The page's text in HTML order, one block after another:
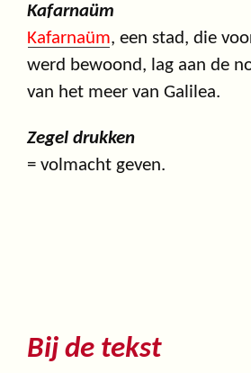
Kafarnaüm
Kafarnaüm, een stad, die
werd bewoond, lag aan de
van het meer van Galilea.
Zegel drukken
= volmacht geven.
Bij de tekst